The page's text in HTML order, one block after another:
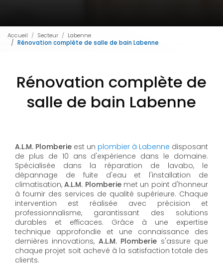
Accueil Secteur
Labenne
Rénovation complète de salle de bain Labenne
Rénovation complète de
salle de bain Labenne
A.L.M. Plomberie est un plombier à Labenne disposant
de plus de 10 ans d'expérience dans le domaine.
Spécialisée dans la réparation de lavabo, le
dépannage de fuite d'eau et l'installation de
climatisation,A.L.M. Plomberiemet un point d'honneur
à fournir des services de qualité supérieure. Chaque
intervention est réalisée avec précision et
professionnalisme, garantissant des solutions
durables et efficaces. Grâce à une expertise
technique approfondie et une connaissance des
dernières innovations, A.L.M. Plomberie s'assure que
chaque projet soit achevé à la satisfaction totale des
clients.